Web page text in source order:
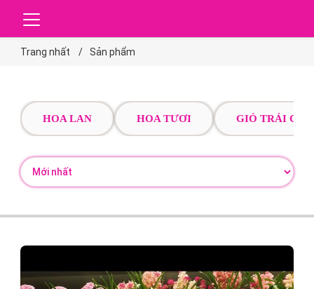
Trang nhất Sản phẩm
HOA LAN HOA TƯƠI GIỎ TRÁI CÂY